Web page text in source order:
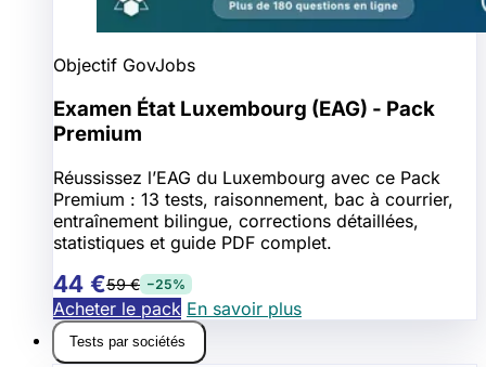
Objectif GovJobs
Examen État Luxembourg (EAG) - Pack
Premium
Réussissez l’EAG du Luxembourg avec ce Pack
Premium : 13 tests, raisonnement, bac à courrier,
entraînement bilingue, corrections détaillées,
statistiques et guide PDF complet.
44 €59 € −25%
Acheter le pack En savoir plus
Tests par sociétés